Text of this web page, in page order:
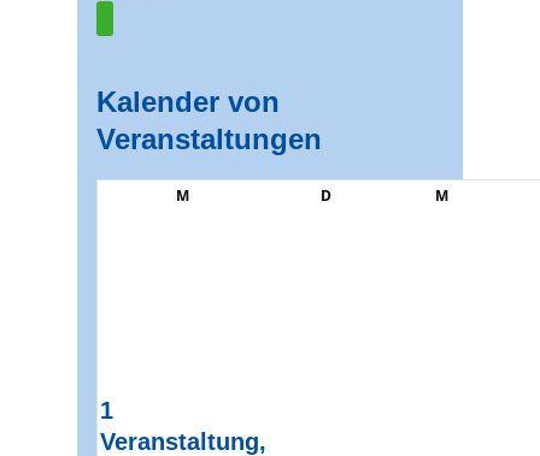
Kalender von
Veranstaltungen
MMontag DDienstag MMittwoch
1
Veranstaltung,